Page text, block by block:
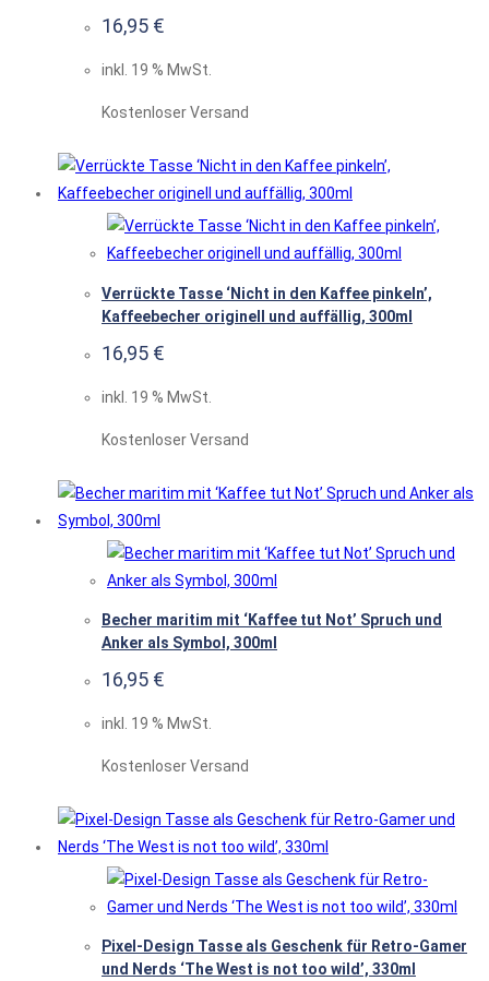
16,95 €
inkl. 19 % MwSt.
Kostenloser Versand
Verrückte Tasse ‘Nicht in den Kaffee pinkeln’,
Kaffeebecher originell und auffällig, 300ml
16,95 €
inkl. 19 % MwSt.
Kostenloser Versand
Becher maritim mit ‘Kaffee tut Not’ Spruch und
Anker als Symbol, 300ml
16,95 €
inkl. 19 % MwSt.
Kostenloser Versand
Pixel-Design Tasse als Geschenk für Retro-Gamer
und Nerds ‘The West is not too wild’, 330ml